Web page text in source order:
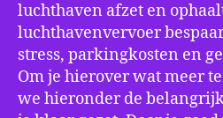
luchthaven afzet en
luchthavenvervoer
stress, parkingkosten en
Om je hierover wat meer
we hieronder de